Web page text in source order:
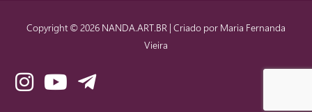
Copyright © 2026 NANDA.ART.BR | Criado por Maria Fernanda
Vieira